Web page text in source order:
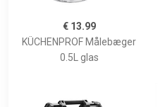
€ 13.99
KÜCHENPROF Målebæger
0.5L glas